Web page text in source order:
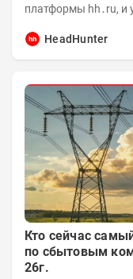
платформы hh․ru, и
HeadHunter
Кто сейчас
по сбытовым
26г.